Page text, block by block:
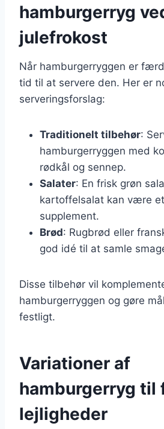
hamburgerryg
julefrokost
Når hamburgerryggen er
tid til at servere den. Her er
serveringsforslag:
Traditionelt tilbehør:
hamburgerryggen med
rødkål og sennep.
Salater: En frisk grøn
kartoffelsalat kan være
supplement.
Brød: Rugbrød eller
god idé til at samle
Disse tilbehør vil
hamburgerryggen og gøre
festligt.
Variationer af
hamburgerryg til
lejligheder